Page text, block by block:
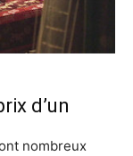
d’un
nombreux